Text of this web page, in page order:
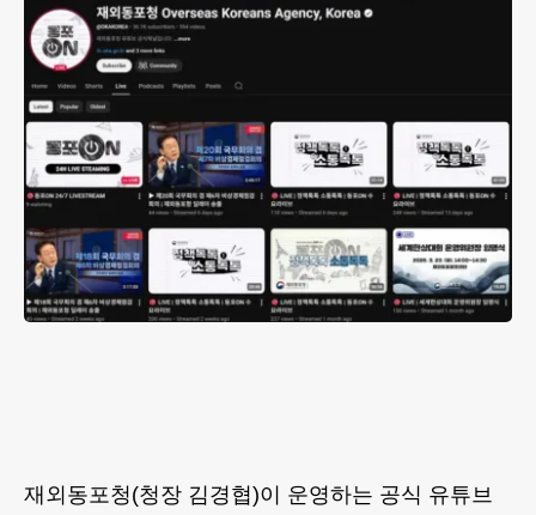
재외동포청(청장 김경협)이 운영하는 공식 유튜브